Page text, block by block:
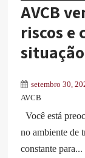
AVCB
riscos e
situação
setembro 30,
AVCB
Você está
no ambiente de
constante para...